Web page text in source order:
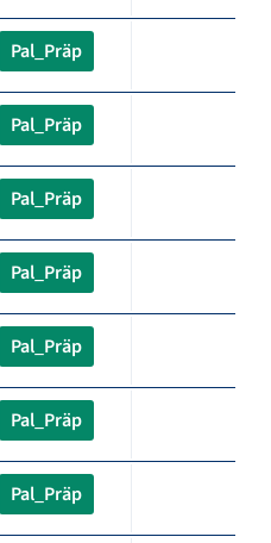
Pal_Präp
Pal_Präp
Pal_Präp
Pal_Präp
Pal_Präp
Pal_Präp
Pal_Präp